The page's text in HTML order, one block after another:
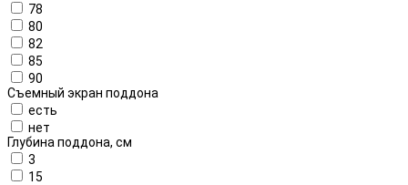
78
80
82
85
90
Съемный экран поддона
есть
нет
Глубина поддона, см
3
15